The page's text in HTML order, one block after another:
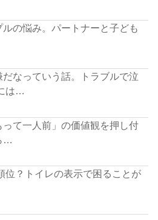
の悩み。パートナーと子ども
なっていう話。トラブルで泣
は…
って一人前」の価値観を押し付
…
？トイレの表示で困ることが